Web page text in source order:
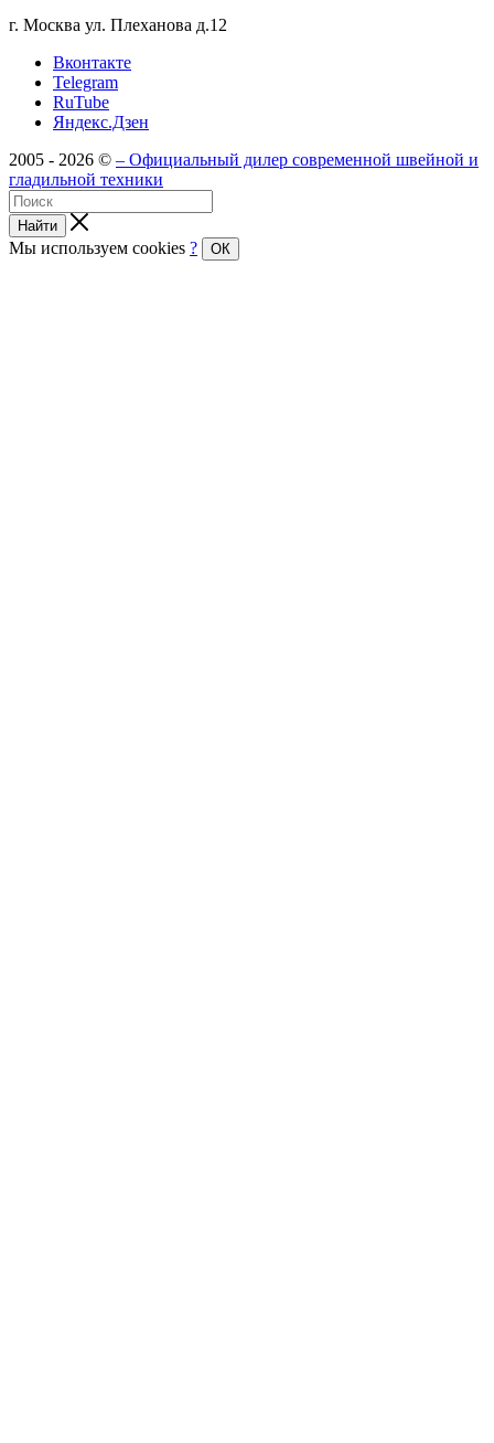
г. Москва ул. Плеханова д.12
Вконтакте
Telegram
RuTube
Яндекс.Дзен
2005 - 2026 © – Официальный дилер современной швейной и
гладильной техники
Найти
Мы используем cookies ? ОК